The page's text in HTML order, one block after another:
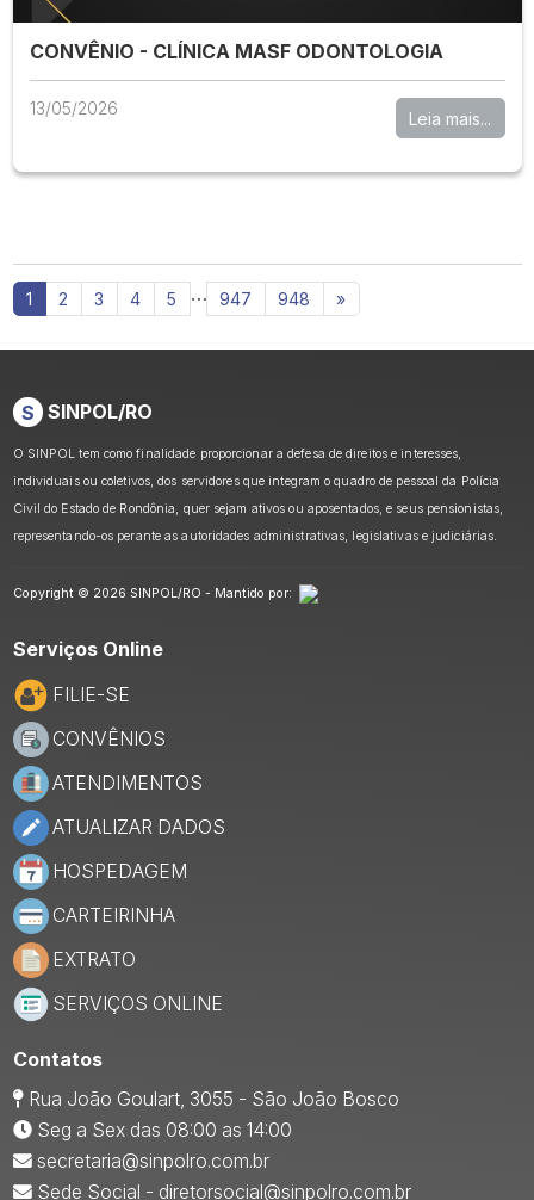
CONVÊNIO - CLÍNICA MASF ODONTOLOGIA
13/05/2026 Leia mais...
1 2 3 4 5 … 947 948 »
S SINPOL/RO
O SINPOL tem como finalidade proporcionar a defesa de direitos e interesses,
individuais ou coletivos, dos servidores que integram o quadro de pessoal da Polícia
Civil do Estado de Rondônia, quer sejam ativos ou aposentados, e seus pensionistas,
representando-os perante as autoridades administrativas, legislativas e judiciárias.
Copyright © 2026 SINPOL/RO - Mantido por:
Serviços Online
FILIE-SE
CONVÊNIOS
ATENDIMENTOS
ATUALIZAR DADOS
HOSPEDAGEM
CARTEIRINHA
EXTRATO
SERVIÇOS ONLINE
Contatos
Rua João Goulart, 3055 - São João Bosco
Seg a Sex das 08:00 as 14:00
secretaria@sinpolro.com.br
Sede Social - diretorsocial@sinpolro.com.br